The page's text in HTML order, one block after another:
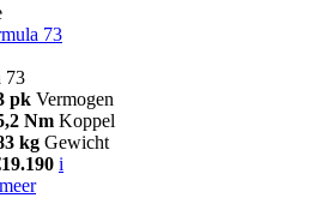
73
73
pk Vermogen
Nm Koppel
kg Gewicht
i